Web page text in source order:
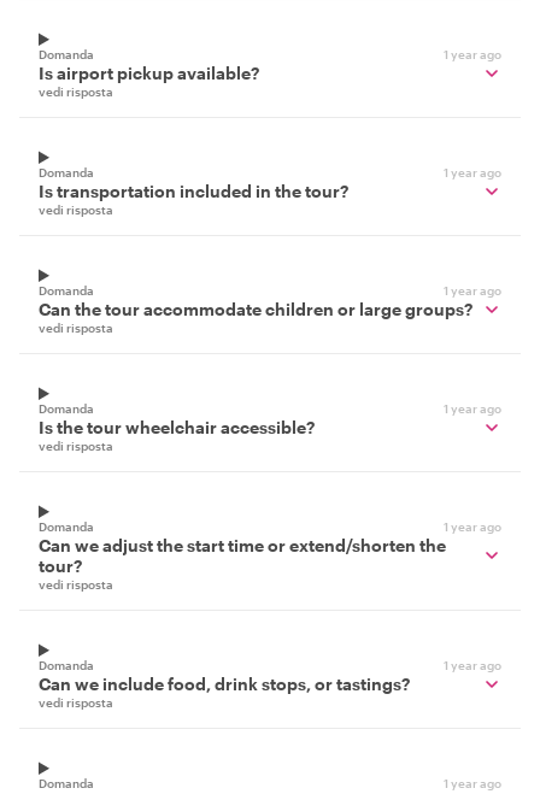
Domanda 1 year ago
Is airport pickup available?
vedi risposta
Domanda 1 year ago
Is transportation included in the tour?
vedi risposta
Domanda 1 year ago
Can the tour accommodate children or large groups?
vedi risposta
Domanda 1 year ago
Is the tour wheelchair accessible?
vedi risposta
Domanda 1 year ago
Can we adjust the start time or extend/shorten the
tour?
vedi risposta
Domanda 1 year ago
Can we include food, drink stops, or tastings?
vedi risposta
Domanda 1 year ago